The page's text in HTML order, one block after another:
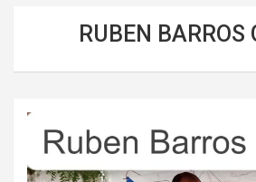
RUBEN BARROS